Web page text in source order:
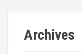
Archives